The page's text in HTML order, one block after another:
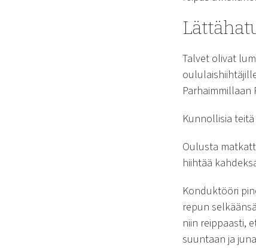
Talvet olivat
Kunnollisia
Oulusta
hiihtää
Konduktööri
repun
niin reippaasti,
suuntaan ja